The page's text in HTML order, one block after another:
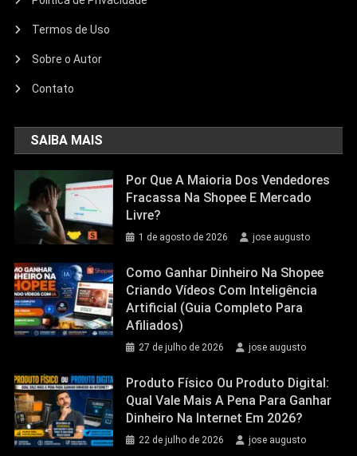
Termos de Uso
Sobre o Autor
Contato
SAIBA MAIS
Por Que A Maioria Dos Vendedores
Fracassa Na Shopee E Mercado
Livre?
1 de agosto de 2026 jose augusto
Como Ganhar Dinheiro Na Shopee
Criando Vídeos Com Inteligência
Artificial (Guia Completo Para
Afiliados)
27 de julho de 2026 jose augusto
Produto Físico Ou Produto Digital:
Qual Vale Mais A Pena Para Ganhar
Dinheiro Na Internet Em 2026?
22 de julho de 2026 jose augusto